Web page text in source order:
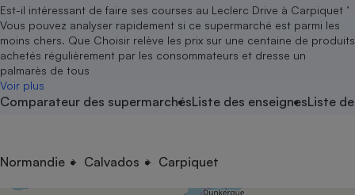
Est-il intéressant de faire ses courses au Leclerc Drive à Carpiquet ’
Vous pouvez analyser rapidement si ce supermarché est parmi les
moins chers. Que Choisir relève les prix sur une centaine de produits
achetés régulièrement par les consommateurs et dresse un
palmarès de tous
Voir plus
Comparateur des supermarchésListe des enseignesListe
Normandie Calvados CarpiquetNutrition
Assurance auto
Magasin - Grande surface
Méthode de vente -
Déchet
Location
Sport
électrique
Senior
Service marchand
Guides d'achat
Conseils
Brèves
Soumettre un litige
Lettres types
Rencontrer une association locale
Nos grandes victoires
Les billets de la présidente
Nos associations locales
Nous rejoindre
En savoir plus sur Que Choisir Ensemble
Notre méthodologie
Notre financement
Nos partenaires
Nous rejoindre